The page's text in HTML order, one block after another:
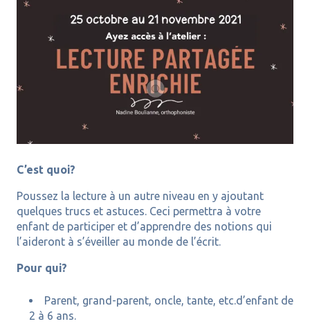
C’est quoi?
Poussez la lecture à un autre niveau en y ajoutant
quelques trucs et astuces. Ceci permettra à votre
enfant de participer et d’apprendre des notions qui
l’aideront à s’éveiller au monde de l’écrit.
Pour qui?
Parent, grand-parent, oncle, tante, etc.d’enfant de
2 à 6 ans.